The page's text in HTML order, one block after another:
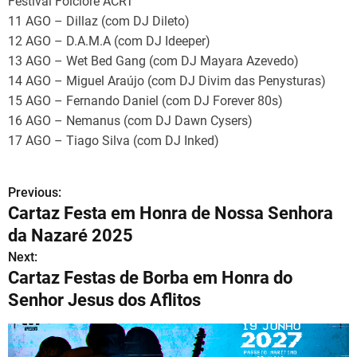
11 AGO – Dillaz (com DJ Dileto)
12 AGO – D.A.M.A (com DJ Ideeper)
13 AGO – Wet Bed Gang (com DJ Mayara Azevedo)
14 AGO – Miguel Araújo (com DJ Divim das Penysturas)
15 AGO – Fernando Daniel (com DJ Forever 80s)
16 AGO – Nemanus (com DJ Dawn Cysers)
17 AGO – Tiago Silva (com DJ Inked)
N
a
v
e
g
a
Previous:
Cartaz Festa em Honra de Nossa Senhora
da Nazaré 2025
Next:
Cartaz Festas de Borba em Honra do
Senhor Jesus dos Aflitos